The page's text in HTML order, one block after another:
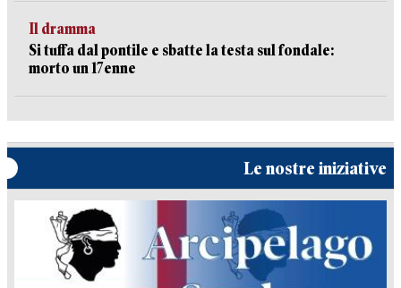
Il dramma
Si tuffa dal pontile e sbatte la testa sul fondale:
morto un 17enne
Le nostre iniziative